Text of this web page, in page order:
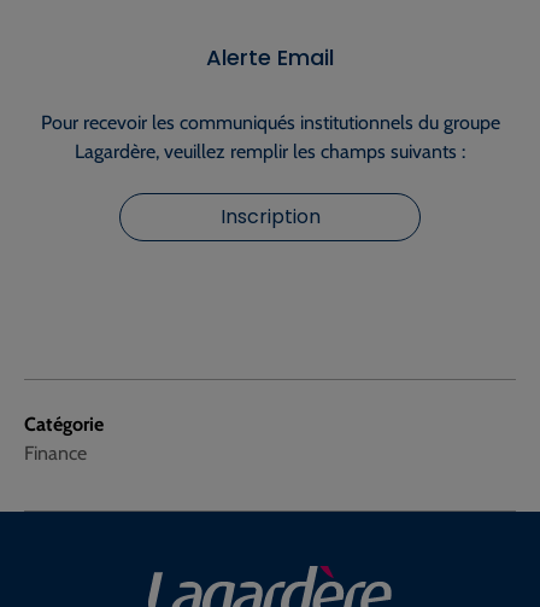
Catégorie
Finance
Alerte Email
Pour recevoir les communiqués institutionnels du groupe
Lagardère, veuillez remplir les champs suivants :
Inscription